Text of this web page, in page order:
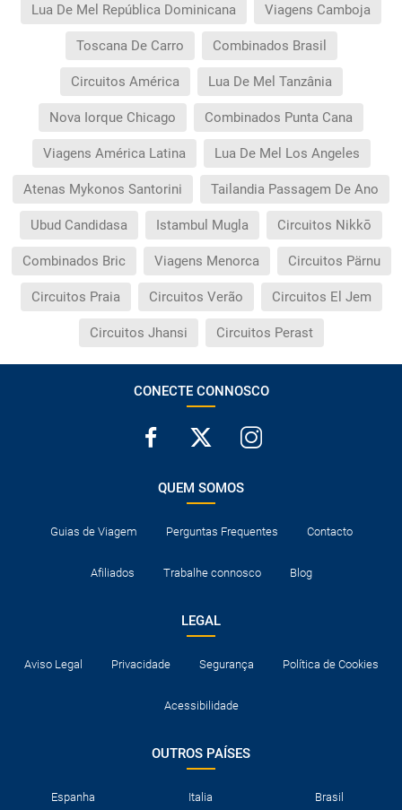
Lua De Mel República Dominicana Viagens Camboja
Toscana De Carro Combinados Brasil
Circuitos América Lua De Mel Tanzânia
Nova Iorque Chicago Combinados Punta Cana
Viagens América Latina Lua De Mel Los Angeles
Atenas Mykonos Santorini Tailandia Passagem De Ano
Ubud Candidasa Istambul Mugla Circuitos Nikkō
Combinados Bric Viagens Menorca Circuitos Pärnu
Circuitos Praia Circuitos Verão Circuitos El Jem
Circuitos Jhansi Circuitos Perast
CONECTE CONNOSCO
QUEM SOMOS
Guias de Viagem Perguntas Frequentes Contacto
Afiliados Trabalhe connosco Blog
LEGAL
Aviso Legal Privacidade Segurança Política de Cookies
Acessibilidade
OUTROS PAÍSES
Espanha Italia Brasil